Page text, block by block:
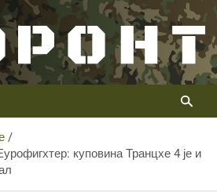
ФРОНТ
куповина Транцхе 4 је и